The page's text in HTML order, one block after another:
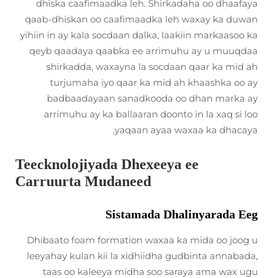
dhiska caafimaadka leh. Shirkadaha oo dhaafaya
qaab-dhiskan oo caafimaadka leh waxay ka duwan
yihiin in ay kala socdaan dalka, laakiin markaasoo ka
qeyb qaadaya qaabka ee arrimuhu ay u muuqdaa
shirkadda, waxayna la socdaan qaar ka mid ah
turjumaha iyo qaar ka mid ah khaashka oo ay
badbaadayaan sanadkooda oo dhan marka ay
arrimuhu ay ka ballaaran doonto in la xaq si loo
yaqaan ayaa waxaa ka dhacaya.
Teecknolojiyada Dhexeeya ee
Carruurta Mudaneed
Sistamada Dhalinyarada Eeg
Dhibaato foam formation waxaa ka mida oo joog u
leeyahay kulan kii la xidhiidha gudbinta annabada,
taas oo kaleeya midha soo saraya ama wax ugu